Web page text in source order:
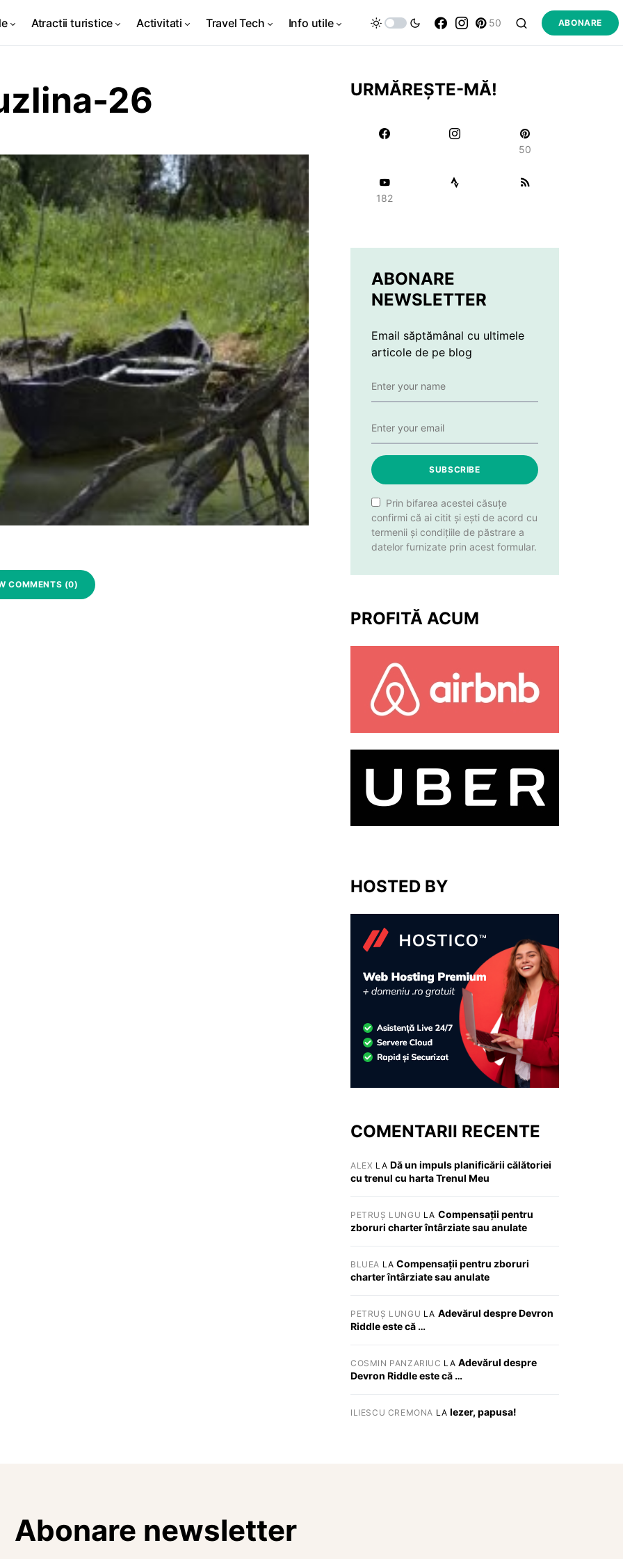
Atractii turistice Activitati Travel Tech Info utile 50 ABONARE
26
COMMENTS (0)
URMĂREȘTE-MĂ!
50
182
ABONARE
NEWSLETTER
Email săptămânal cu ultimele
articole de pe blog
SUBSCRIBE
Prin bifarea acestei căsuțe
confirmi că ai citit și ești de acord cu
termenii și condițiile de păstrare a
datelor furnizate prin acest formular.
PROFITĂ ACUM
HOSTED BY
COMENTARII RECENTE
ALEX LA Dă un impuls planificării călătoriei
cu trenul cu harta Trenul Meu
PETRUȘ LUNGU LA Compensații pentru
zboruri charter întârziate sau anulate
BLUEA LACompensații pentru zboruri
charter întârziate sau anulate
PETRUȘ LUNGU LA Adevărul despre Devron
Riddle este că …
COSMIN PANZARIUC LA Adevărul despre
Devron Riddle este că …
ILIESCU CREMONA LA Iezer, papusa!
Abonare newsletter